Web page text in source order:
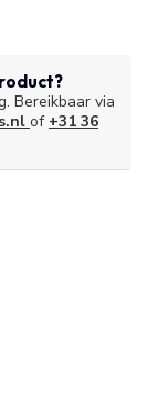
Bereikbaar via
of +31 36